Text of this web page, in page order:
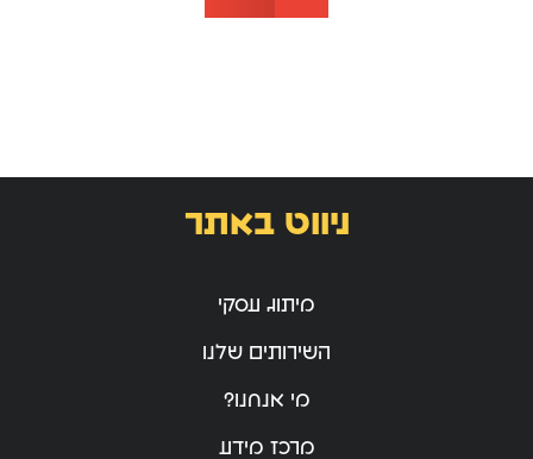
ניווט באתר
מיתוג עסקי
השירותים שלנו
מי אנחנו?
מרכז מידע